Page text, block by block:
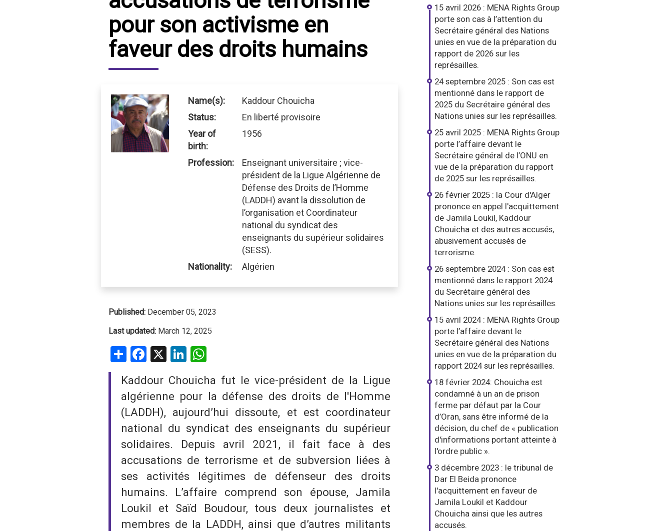
IRAQ
JORDAN
LIBYA
MAURITANIA
MOROCCO
SYRIA
TUNISIA
UNITED ARAB EMIRATES
YEMEN
CONTACT
pour son activisme en
faveur des droits humains
Name(s):
Kaddour Chouicha
Status:
En liberté provisoire
Year of
birth:
1956
Profession:
Enseignant universitaire ; vice-
président de la Ligue Algérienne de
Défense des Droits de l’Homme
(LADDH) avant la dissolution de
l’organisation et Coordinateur
national du syndicat des
enseignants du supérieur solidaires
(SESS).
Nationality:
Algérien
Published: December 05, 2023
Last updated: March 12, 2025
ShareFacebook
X LinkedIn
Kaddour Chouicha fut le vice-président de la Ligue
algérienne pour la défense des droits de l'Homme
(LADDH), aujourd’hui dissoute, et est coordinateur
national du syndicat des enseignants du supérieur
solidaires. Depuis avril 2021, il fait face à des
accusations de terrorisme et de subversion liées à
ses activités légitimes de défenseur des droits
humains. L’affaire comprend son épouse, Jamila
Loukil et Saïd Boudour, tous deux journalistes et
membres de la LADDH, ainsi que d’autres militants
15 avril 2026 : MENA Rights Group
porte son cas à l’attention du
Secrétaire général des Nations
unies en vue de la préparation du
rapport de 2026 sur les
représailles.
24 septembre 2025 : Son cas est
mentionné dans le rapport de
2025 du Secrétaire général des
Nations unies sur les représailles.
25 avril 2025 : MENA Rights Group
porte l’affaire devant le
Secrétaire général de l’ONU en
vue de la préparation du rapport
de 2025 sur les représailles.
26 février 2025 : la Cour d'Alger
prononce en appel l'acquittement
de Jamila Loukil, Kaddour
Chouicha et des autres accusés,
abusivement accusés de
terrorisme.
26 septembre 2024 : Son cas est
mentionné dans le rapport 2024
du Secrétaire général des
Nations unies sur les représailles.
15 avril 2024 : MENA Rights Group
porte l’affaire devant le
Secrétaire général des Nations
unies en vue de la préparation du
rapport 2024 sur les représailles.
18 février 2024: Chouicha est
condamné à un an de prison
ferme par défaut par la Cour
d’Oran, sans être informé de la
décision, du chef de « publication
d'informations portant atteinte à
l'ordre public ».
3 décembre 2023 : le tribunal de
Dar El Beida prononce
l'acquittement en faveur de
Jamila Loukil et Kaddour
Chouicha ainsi que les autres
accusés.